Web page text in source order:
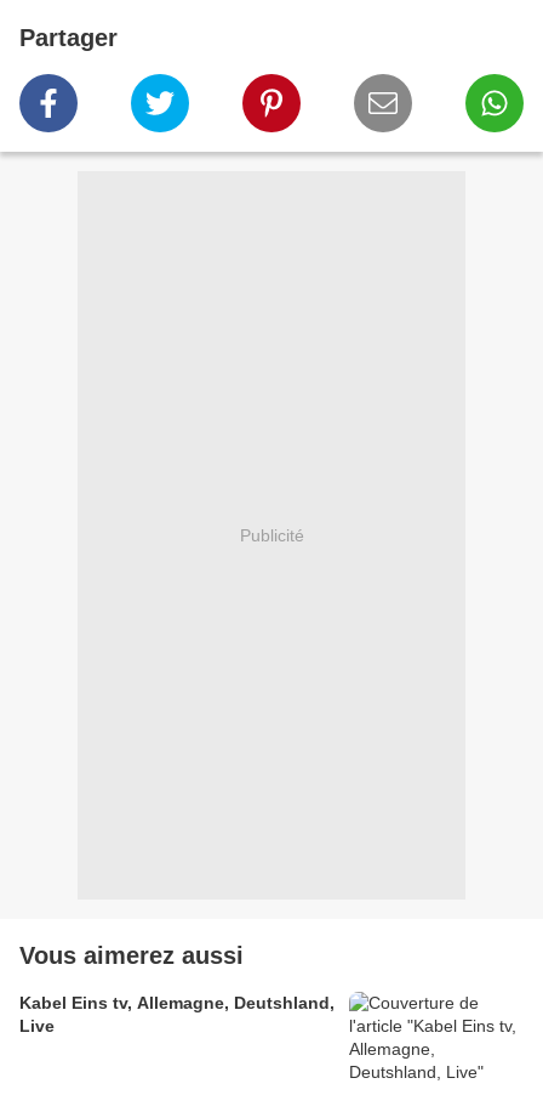
Partager
Publicité
Vous aimerez aussi
Kabel Eins tv, Allemagne, Deutshland,
Live